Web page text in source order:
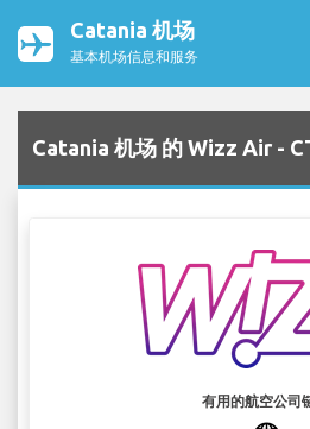
Catania 机场
基本机场信息和服务
Catania 机场 的 Wizz Air -
有用的航空公司